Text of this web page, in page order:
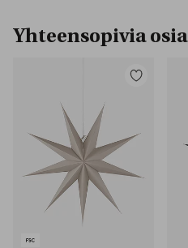
Yhteensopivia osia
Lisää